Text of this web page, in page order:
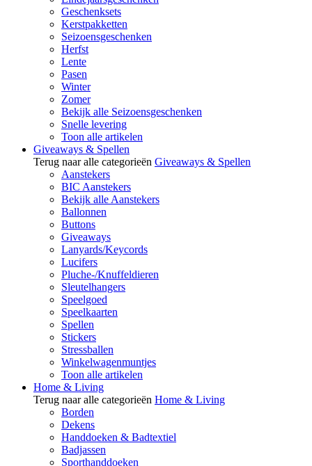
Geschenksets
Kerstpakketten
Seizoensgeschenken
Herfst
Lente
Pasen
Winter
Zomer
Bekijk alle Seizoensgeschenken
Snelle levering
Toon alle artikelen
Giveaways & Spellen
Terug naar alle categorieën Giveaways & Spellen
Aanstekers
BIC Aanstekers
Bekijk alle Aanstekers
Ballonnen
Buttons
Giveaways
Lanyards/Keycords
Lucifers
Pluche-/Knuffeldieren
Sleutelhangers
Speelgoed
Speelkaarten
Spellen
Stickers
Stressballen
Winkelwagenmuntjes
Toon alle artikelen
Home & Living
Terug naar alle categorieën Home & Living
Borden
Dekens
Handdoeken & Badtextiel
Badjassen
Sporthanddoeken